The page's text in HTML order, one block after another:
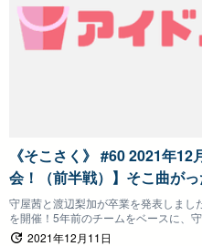
《そこさく》 #60 2021年
会！（前半戦）】そこ曲が
守屋茜と渡辺梨加が卒業を発表しま
を開催！5年前のチームをベースに、
いる「チーム割と平和主義」を結成！
2021年12月11日